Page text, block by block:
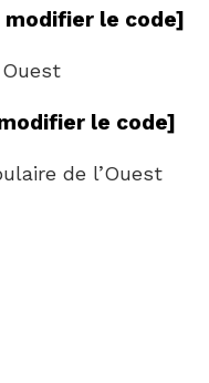
modifier le code]
le code]
de l’Ouest